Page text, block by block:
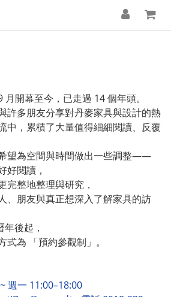
開幕至今，已走過 14 個年頭。
許多朋友分享對丹麥家具與設計的熱
中，累積了大量值得細細閱讀、反覆
望為空間與時間做出一些調整——
好閱讀，
完整地整理與研究，
、朋友與真正想深入了解家具的訪
後起，
為 「預約參觀制」。
週一 11:00–18:00